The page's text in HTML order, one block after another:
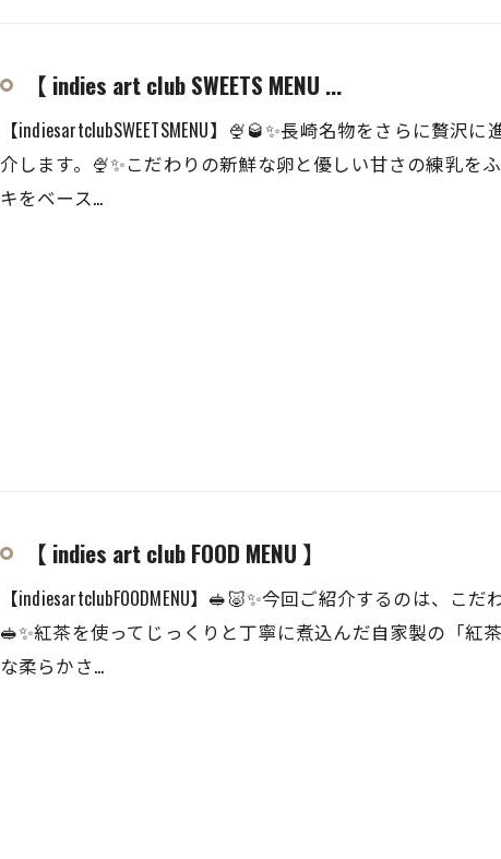
【 indies art club SWEETS MENU ...
【indiesartclubSWEETSMENU】🍨🥃✨長崎名物をさらに贅
介します。🍨✨こだわりの新鮮な卵と優しい甘さの練乳を
キをベース…
【 indies art club FOOD MENU 】
【indiesartclubFOODMENU】🥪🐷✨今回ご紹介するのは、こ
🥪✨紅茶を使ってじっくりと丁寧に煮込んだ自家製の「紅
な柔らかさ…